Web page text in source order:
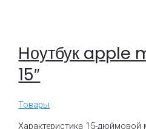
Ноутбук apple
15″
Товары
Характеристика 15-дюймовой